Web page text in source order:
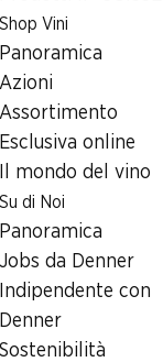
Shop Vini
Panoramica
Azioni
Assortimento
Esclusiva online
Il mondo del vino
Su di Noi
Panoramica
Jobs da Denner
Indipendente con
Denner
Sostenibilità